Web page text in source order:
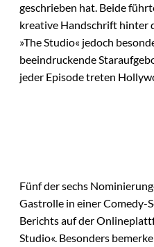
geschrieben hat. Beide
kreative Handschrift hinter
»The Studio« jedoch
beeindruckende
jeder Episode treten
Fünf der sechs
Gastrolle in einer Comedy-
Berichts auf der
Studio«. Besonders